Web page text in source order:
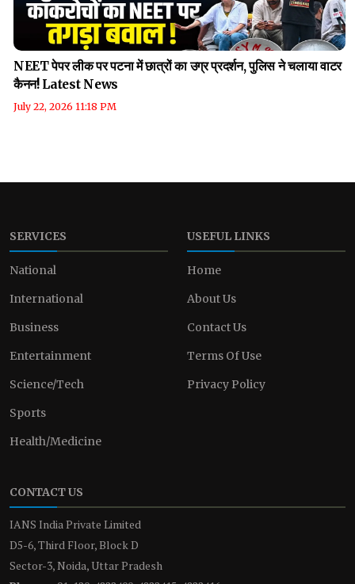
NEET पेपर लीक पर पटना में छात्रों का उग्र प्रदर्शन, पुलिस ने चलाया वाटर
कैनन! Latest News
July 22, 2026 11:18 PM
SERVICES
National
International
Business
Entertainment
Science/Tech
Sports
Health/Medicine
USEFUL LINKS
Home
About Us
Contact Us
Terms Of Use
Privacy Policy
CONTACT US
IANS India Private Limited
D5-6, Third Floor, Block D
Sector-3, Noida, Uttar Pradesh